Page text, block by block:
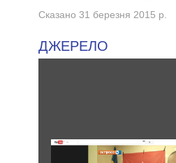
Сказано 31 березня 2015 р.
ДЖЕРЕЛО